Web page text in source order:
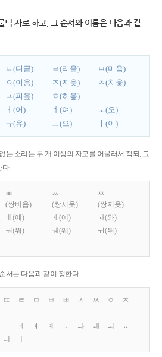
넉 자로 하고, 그 순서와 이름은 다음과 같
ㄷ(디귿) ㄹ(리을)
ㅁ(미음)
ㅇ(이응) ㅈ(지읒)
ㅊ(치읓)
ㅍ(피읖)
ㅎ(히읗)
ㅓ(어) ㅕ(여)
ㅗ(오)
ㅠ(유) ㅡ(으) ㅣ(이)
는 소리는 두 개 이상의 자모를 어울러서 적되, 그
다.
ㅃ
(쌍비읍)
ㅆ
(쌍시옷)
ㅉ
(쌍지읒)
ㅔ(에) ㅖ(예)
ㅘ(와)
ㅝ(워) ㅞ(웨)
ㅟ(위)
서는 다음과 같이 정한다.
ㄸ ㄹ ㅁ ㅂ ㅃ ㅅ ㅆ ㅇ
ㅈ
ㅓ ㅔ ㅕ ㅖ ㅗ ㅘ ㅙ ㅚ
ㅛ
ㅢ